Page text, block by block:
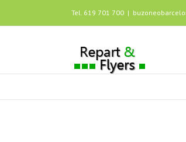
Tel. 619 701 700 |